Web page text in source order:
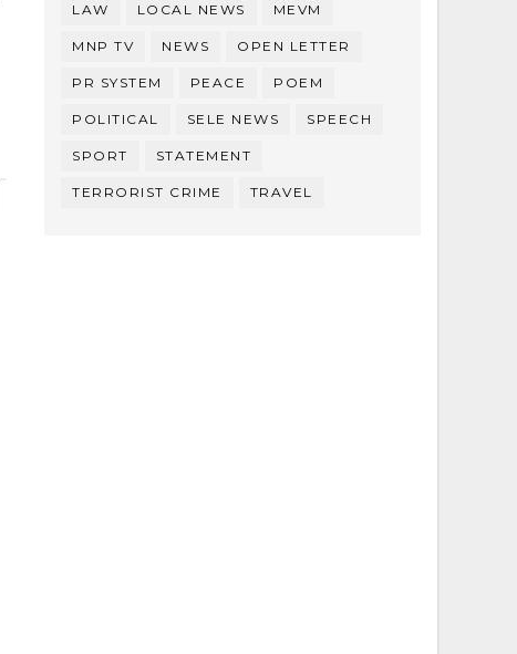
LAW LOCAL NEWS MEVM
MNP TV NEWS OPEN LETTER
PR SYSTEM PEACE POEM
POLITICAL SELE NEWS SPEECH
SPORT STATEMENT
TERRORIST CRIME TRAVEL